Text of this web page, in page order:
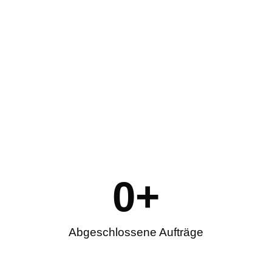
Abgeschlossene Aufträge
0+